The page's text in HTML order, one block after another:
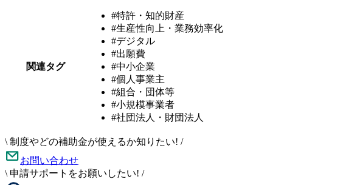
関連タグ
#特許・知的財産
#生産性向上・業務効率化
#デジタル
#出願費
#中小企業
#個人事業主
#組合・団体等
#小規模事業者
#社団法人・財団法人
\ 制度やどの補助金が使えるか知りたい! /
お問い合わせ
\ 申請サポートをお願いしたい! /